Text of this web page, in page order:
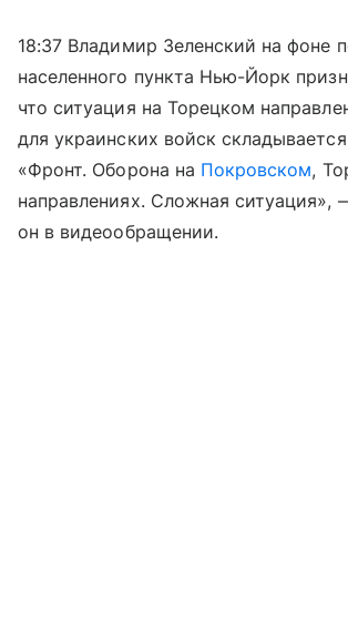
18:37 Владимир Зеленский на фоне
населенного пункта Нью-Йорк
что ситуация на Торецком
для украинских войск
«Фронт. Оборона на Покровском,
направлениях. Сложная ситуация»,
он в видеообращении.